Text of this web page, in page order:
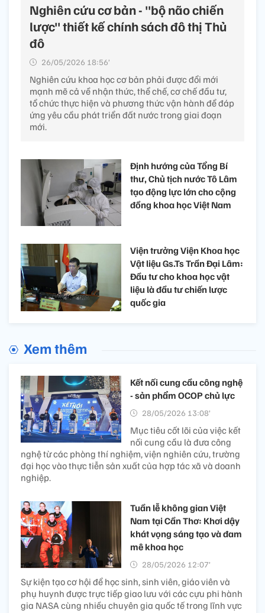
Nghiên cứu cơ bản - "bộ não chiến
lược" thiết kế chính sách đô thị Thủ
đô
26/05/2026 18:56’
Nghiên cứu khoa học cơ bản phải được đổi mới
mạnh mẽ cả về nhận thức, thể chế, cơ chế đầu tư,
tổ chức thực hiện và phương thức vận hành để đáp
ứng yêu cầu phát triển đất nước trong giai đoạn
mới.
Định hướng của Tổng Bí
thư, Chủ tịch nước Tô Lâm
tạo động lực lớn cho cộng
đồng khoa học Việt Nam
Viện trưởng Viện Khoa học
Vật liệu Gs.Ts Trần Đại Lâm:
Đầu tư cho khoa học vật
liệu là đầu tư chiến lược
quốc gia
Xem thêm
Kết nối cung cầu công nghệ
- sản phẩm OCOP chủ lực
28/05/2026 13:08’
Mục tiêu cốt lõi của việc kết
nối cung cầu là đưa công
nghệ từ các phòng thí nghiệm, viện nghiên cứu, trường
đại học vào thực tiễn sản xuất của hợp tác xã và doanh
nghiệp.
Tuần lễ không gian Việt
Nam tại Cần Thơ: Khơi dậy
khát vọng sáng tạo và đam
mê khoa học
28/05/2026 12:07’
Sự kiện tạo cơ hội để học sinh, sinh viên, giáo viên và
phụ huynh được trực tiếp giao lưu với các cựu phi hành
gia NASA cùng nhiều chuyên gia quốc tế trong lĩnh vực